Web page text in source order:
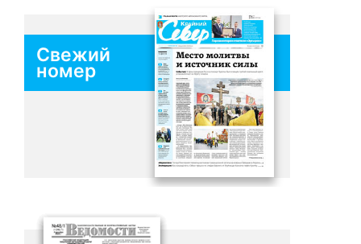
Свежий
номер